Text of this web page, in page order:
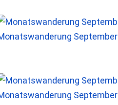
September
September